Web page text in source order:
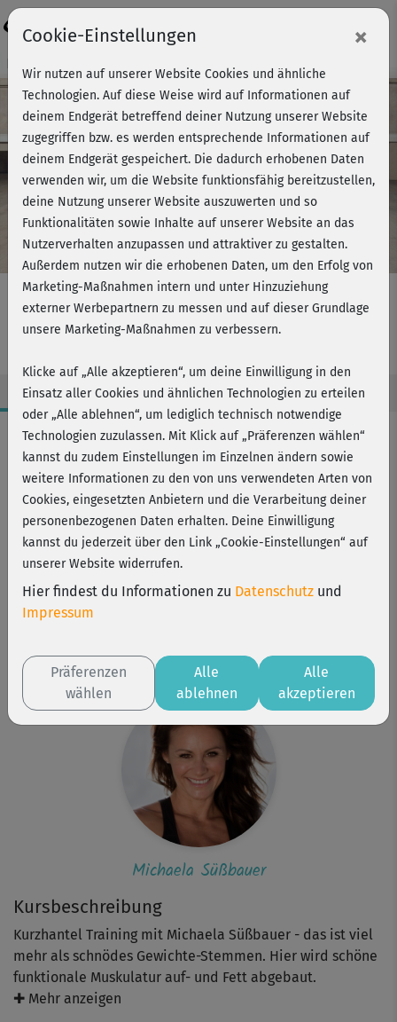
Play
Video
Kursvorschau - Jetzt mitmachen!
Kurzhantel Training - mit Matwork
Kursbeschreibung
Kurzhantel Training mit Michaela Süßbauer - das ist viel
mehr als schnödes Gewichte-Stemmen. Hier wird schöne
funktionale Muskulatur auf- und Fett abgebaut.
✚ Mehr anzeigen
Workout-Facts
mittelschwer
37 Min
260 kcal
Michaela Süßbauer
Bodenübungen
Kurs ist Bestandteil von
BBP-Turbo
Michaela Süßbauer
Cookie-Einstellungen ×
Wir nutzen auf unserer Website Cookies und ähnliche
Technologien. Auf diese Weise wird auf Informationen auf
deinem Endgerät betreffend deiner Nutzung unserer Website
zugegriffen bzw. es werden entsprechende Informationen auf
deinem Endgerät gespeichert. Die dadurch erhobenen Daten
verwenden wir, um die Website funktionsfähig bereitzustellen,
deine Nutzung unserer Website auszuwerten und so
Funktionalitäten sowie Inhalte auf unserer Website an das
Nutzerverhalten anzupassen und attraktiver zu gestalten.
Außerdem nutzen wir die erhobenen Daten, um den Erfolg von
Marketing-Maßnahmen intern und unter Hinzuziehung
externer Werbepartnern zu messen und auf dieser Grundlage
unsere Marketing-Maßnahmen zu verbessern.
Klicke auf „Alle akzeptieren“, um deine Einwilligung in den
Einsatz aller Cookies und ähnlichen Technologien zu erteilen
oder „Alle ablehnen“, um lediglich technisch notwendige
Technologien zuzulassen. Mit Klick auf „Präferenzen wählen“
kannst du zudem Einstellungen im Einzelnen ändern sowie
weitere Informationen zu den von uns verwendeten Arten von
Cookies, eingesetzten Anbietern und die Verarbeitung deiner
personenbezogenen Daten erhalten. Deine Einwilligung
kannst du jederzeit über den Link „Cookie-Einstellungen“ auf
unserer Website widerrufen.
Hier findest du Informationen zu Datenschutz und
Impressum
Präferenzen
wählen
Alle
ablehnen
Alle
akzeptieren